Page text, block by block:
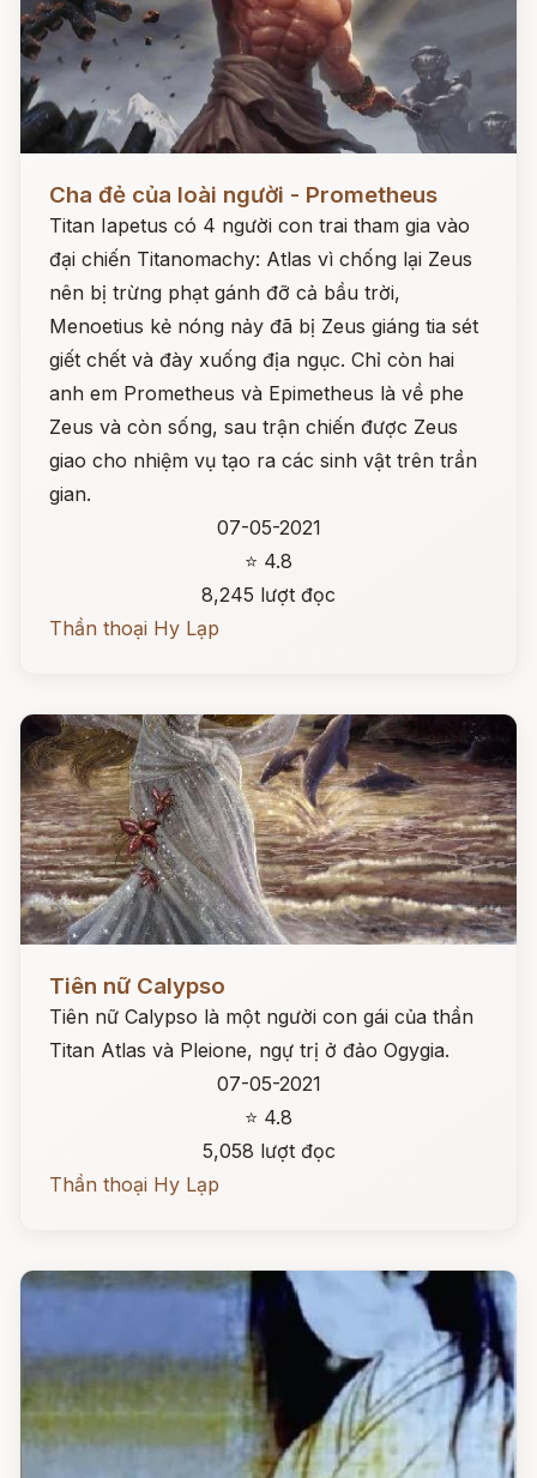
Cha đẻ của loài người - Prometheus
Titan Iapetus có 4 người con trai tham gia vào
đại chiến Titanomachy: Atlas vì chống lại Zeus
nên bị trừng phạt gánh đỡ cả bầu trời,
Menoetius kẻ nóng nảy đã bị Zeus giáng tia sét
giết chết và đày xuống địa ngục. Chỉ còn hai
anh em Prometheus và Epimetheus là về phe
Zeus và còn sống, sau trận chiến được Zeus
giao cho nhiệm vụ tạo ra các sinh vật trên trần
gian.
07-05-2021
⭐ 4.8
8,245 lượt đọc
Thần thoại Hy Lạp
Tiên nữ Calypso
Tiên nữ Calypso là một người con gái của thần
Titan Atlas và Pleione, ngự trị ở đảo Ogygia.
07-05-2021
⭐ 4.8
5,058 lượt đọc
Thần thoại Hy Lạp